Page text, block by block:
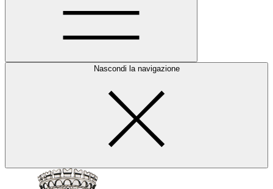
Nascondi la navigazione